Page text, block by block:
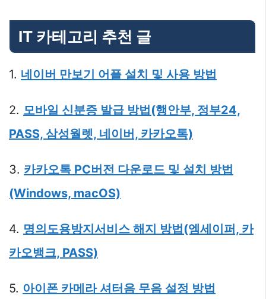
IT 카테고리 추천 글
1. 네이버 만보기 어플 설치 및 사용 방법
2. 모바일 신분증 발급 방법(행안부, 정부24,
PASS, 삼성월렛, 네이버, 카카오톡)
3. 카카오톡 PC버전 다운로드 및 설치 방법
(Windows, macOS)
4. 명의도용방지서비스 해지 방법(엠세이퍼, 카
카오뱅크, PASS)
5. 아이폰 카메라 셔터음 무음 설정 방법